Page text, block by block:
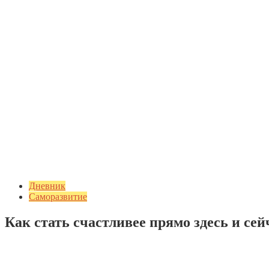
Дневник
Саморазвитие
Как стать счастливее прямо здесь и